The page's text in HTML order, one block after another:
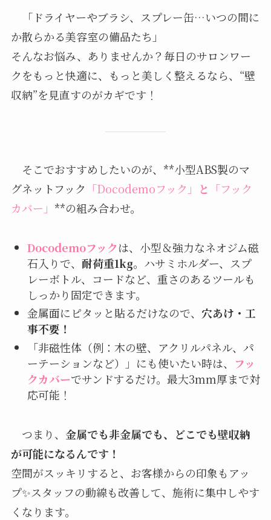
「ドライヤーやブラシ、スプレー缶…いつの間に
か散らかる美容室の備品たち」
そんなお悩み、ありませんか？毎日のサロンワー
クをもっと快適に、もっと美しく整えるなら、“壁
収納”を見直すのがカギです！
そこでおすすめしたいのが、**小型ABS製のマ
グネットフック 「Docodemoフック」 と
「フック
カバー」 **の組み合わせ。
Docodemoフックは、小型＆強力なネオジム磁
石入りで、 耐荷重1kg。ハサミホルダー、スプ
レーボトル、コードなど、重さのあるツールも
しっかり固定できます。
金属面にピタッと貼るだけなので、 穴あけ・工
事不要！
「非磁性体（例：木の壁、アクリルパネル、パ
ーテーションなど）」にも使いたい時は、
フッ
クカバーでサンドするだけ。最大3mm厚まで対
応可能！
つまり、 金属でも非金属でも、どこでも壁収納
が可能になるんです！
空間がスッキリすると、お客様からの印象もアッ
プ✨スタッフの動線も改善して、施術に集中しやす
くなります。